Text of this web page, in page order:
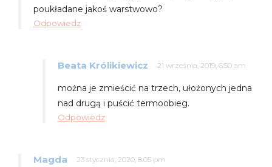
poukładane jakoś warstwowo?
Odpowiedz
Beata Królikiewicz 21 września, 2019, 6:50 am
można je zmieścić na trzech, ułożonych jedna
nad drugą i puścić termoobieg.
Odpowiedz
Magda 23 stycznia, 2020, 8:05 pm